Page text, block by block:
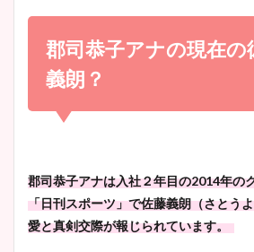
宇賀神
池谷実
かわい
まとめ
小室瑛
め！足
かわい
wikiプ
郡司恭子アナの現在の
義朗？
郡司恭子アナは入社２年目の2014年の
「日刊スポーツ」で佐藤義朗（さとう
愛と真剣交際が報じられています。